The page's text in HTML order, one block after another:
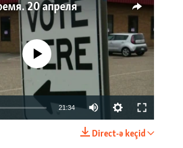
20 апреля
source currently available
21:34
Direct-ə keçid